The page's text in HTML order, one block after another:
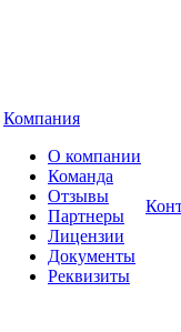
Компания
О компании
Команда
Отзывы
Партнеры
Лицензии
Документы
Реквизиты